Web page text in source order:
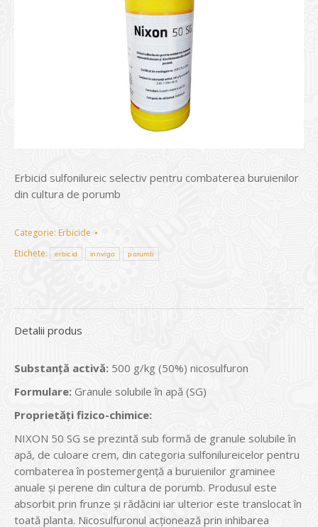
Erbicid sulfonilureic selectiv pentru combaterea buruienilor
din cultura de porumb
Categorie: Erbicide
Etichete:
erbicid innvigo porumb
Detalii produs
Substanţă activă: 500 g/kg (50%) nicosulfuron
Formulare: Granule solubile în apă (SG)
Proprietăţi fizico-chimice:
NIXON 50 SG se prezintă sub formă de granule solubile în
apă, de culoare crem, din categoria sulfonilureicelor pentru
combaterea în postemergenţă a buruienilor graminee
anuale și perene din cultura de porumb. Produsul este
absorbit prin frunze şi rădăcini iar ulterior este translocat în
toată planta. Nicosulfuronul acţionează prin inhibarea